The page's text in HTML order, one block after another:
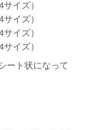
イズ）
イズ）
イズ）
イズ）
ート状になって